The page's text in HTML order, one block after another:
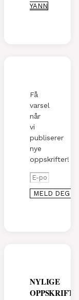
YANN
Få
varsel
når
vi
publiserer
nye
oppskrifter!
NYLIGE
OPPSKRIFTER